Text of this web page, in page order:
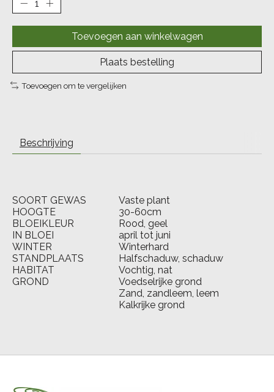
Toevoegen aan winkelwagen
Plaats bestelling
Toevoegen om te vergelijken
Beschrijving
SOORT GEWAS
Vaste plant
HOOGTE
30-60cm
BLOEIKLEUR
Rood, geel
IN BLOEI
april tot juni
WINTER
Winterhard
STANDPLAATS
Halfschaduw, schaduw
HABITAT
Vochtig, nat
GROND
Voedselrijke grond
Zand, zandleem, leem
Kalkrijke grond